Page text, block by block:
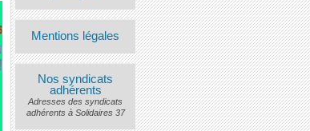
Mentions légales
Nos syndicats
adhérents
Adresses des syndicats
adhérents à Solidaires 37